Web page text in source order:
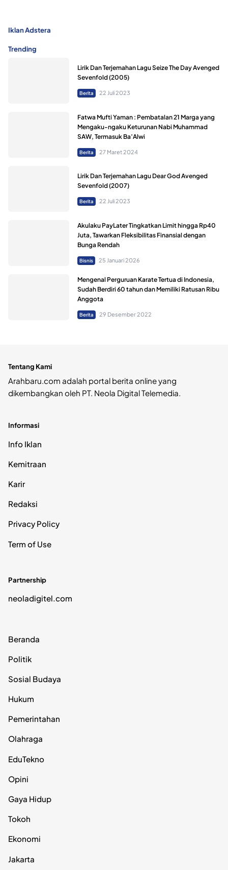
Iklan Adstera
Trending
Lirik Dan Terjemahan Lagu Seize The Day Avenged
Sevenfold (2005)
Berita 22 Juli 2023
Fatwa Mufti Yaman : Pembatalan 21 Marga yang
Mengaku-ngaku Keturunan Nabi Muhammad
SAW, Termasuk Ba’Alwi
Berita 27 Maret 2024
Lirik Dan Terjemahan Lagu Dear God Avenged
Sevenfold (2007)
Berita 22 Juli 2023
Akulaku PayLater Tingkatkan Limit hingga Rp40
Juta, Tawarkan Fleksibilitas Finansial dengan
Bunga Rendah
Bisnis 25 Januari 2026
Mengenal Perguruan Karate Tertua di Indonesia,
Sudah Berdiri 60 tahun dan Memiliki Ratusan Ribu
Anggota
Berita 29 Desember 2022
Tentang Kami
Arahbaru.com adalah portal berita online yang
dikembangkan oleh PT. Neola Digital Telemedia.
Informasi
Info Iklan
Kemitraan
Karir
Redaksi
Privacy Policy
Term of Use
Partnership
neoladigitel.com
Beranda
Politik
Sosial Budaya
Hukum
Pemerintahan
Olahraga
EduTekno
Opini
Gaya Hidup
Tokoh
Ekonomi
Jakarta